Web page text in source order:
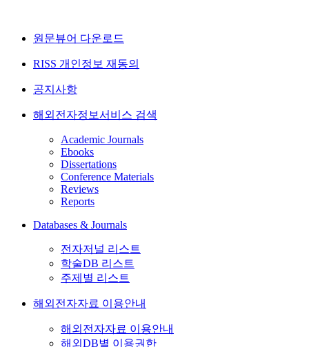
원문뷰어 다운로드
RISS 개인정보 재동의
공지사항
해외전자정보서비스 검색
Academic Journals
Ebooks
Dissertations
Conference Materials
Reviews
Reports
Databases & Journals
전자저널 리스트
학술DB 리스트
주제별 리스트
해외전자자료 이용안내
해외전자자료 이용안내
해외DB별 이용권한